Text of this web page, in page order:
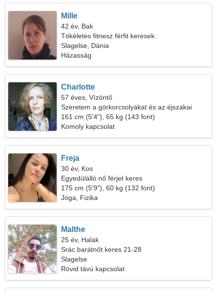
Mille
42 év, Bak
Tökéletes fitnesz férfit keresek
Slagelse, Dánia
Házasság
Charlotte
57 éves, Vízöntő
Szeretem a görkorcsolyákat és az éjszakai
klubokat
161 cm (5'4"), 65 kg (143 font)
Komoly kapcsolat
Freja
30 év, Kos
Egyedülálló nő férjet keres
175 cm (5'9"), 60 kg (132 font)
Jóga, Fizika
Malthe
25 év, Halak
Srác barátnőt keres 21-28
Slagelse
Rövid távú kapcsolat